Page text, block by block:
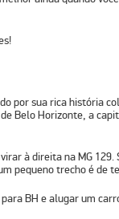
por sua rica história
Belo Horizonte, a
à direita naMG 129.
pequeno trecho é de
BH e alugar um